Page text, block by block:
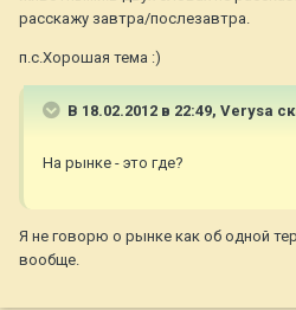
расскажу завтра/послезавтра.
п.с.Хорошая тема :)
В 18.02.2012 в 22:49, Verysa
На рынке - это где?
Я не говорю о рынке как об одной
вообще.